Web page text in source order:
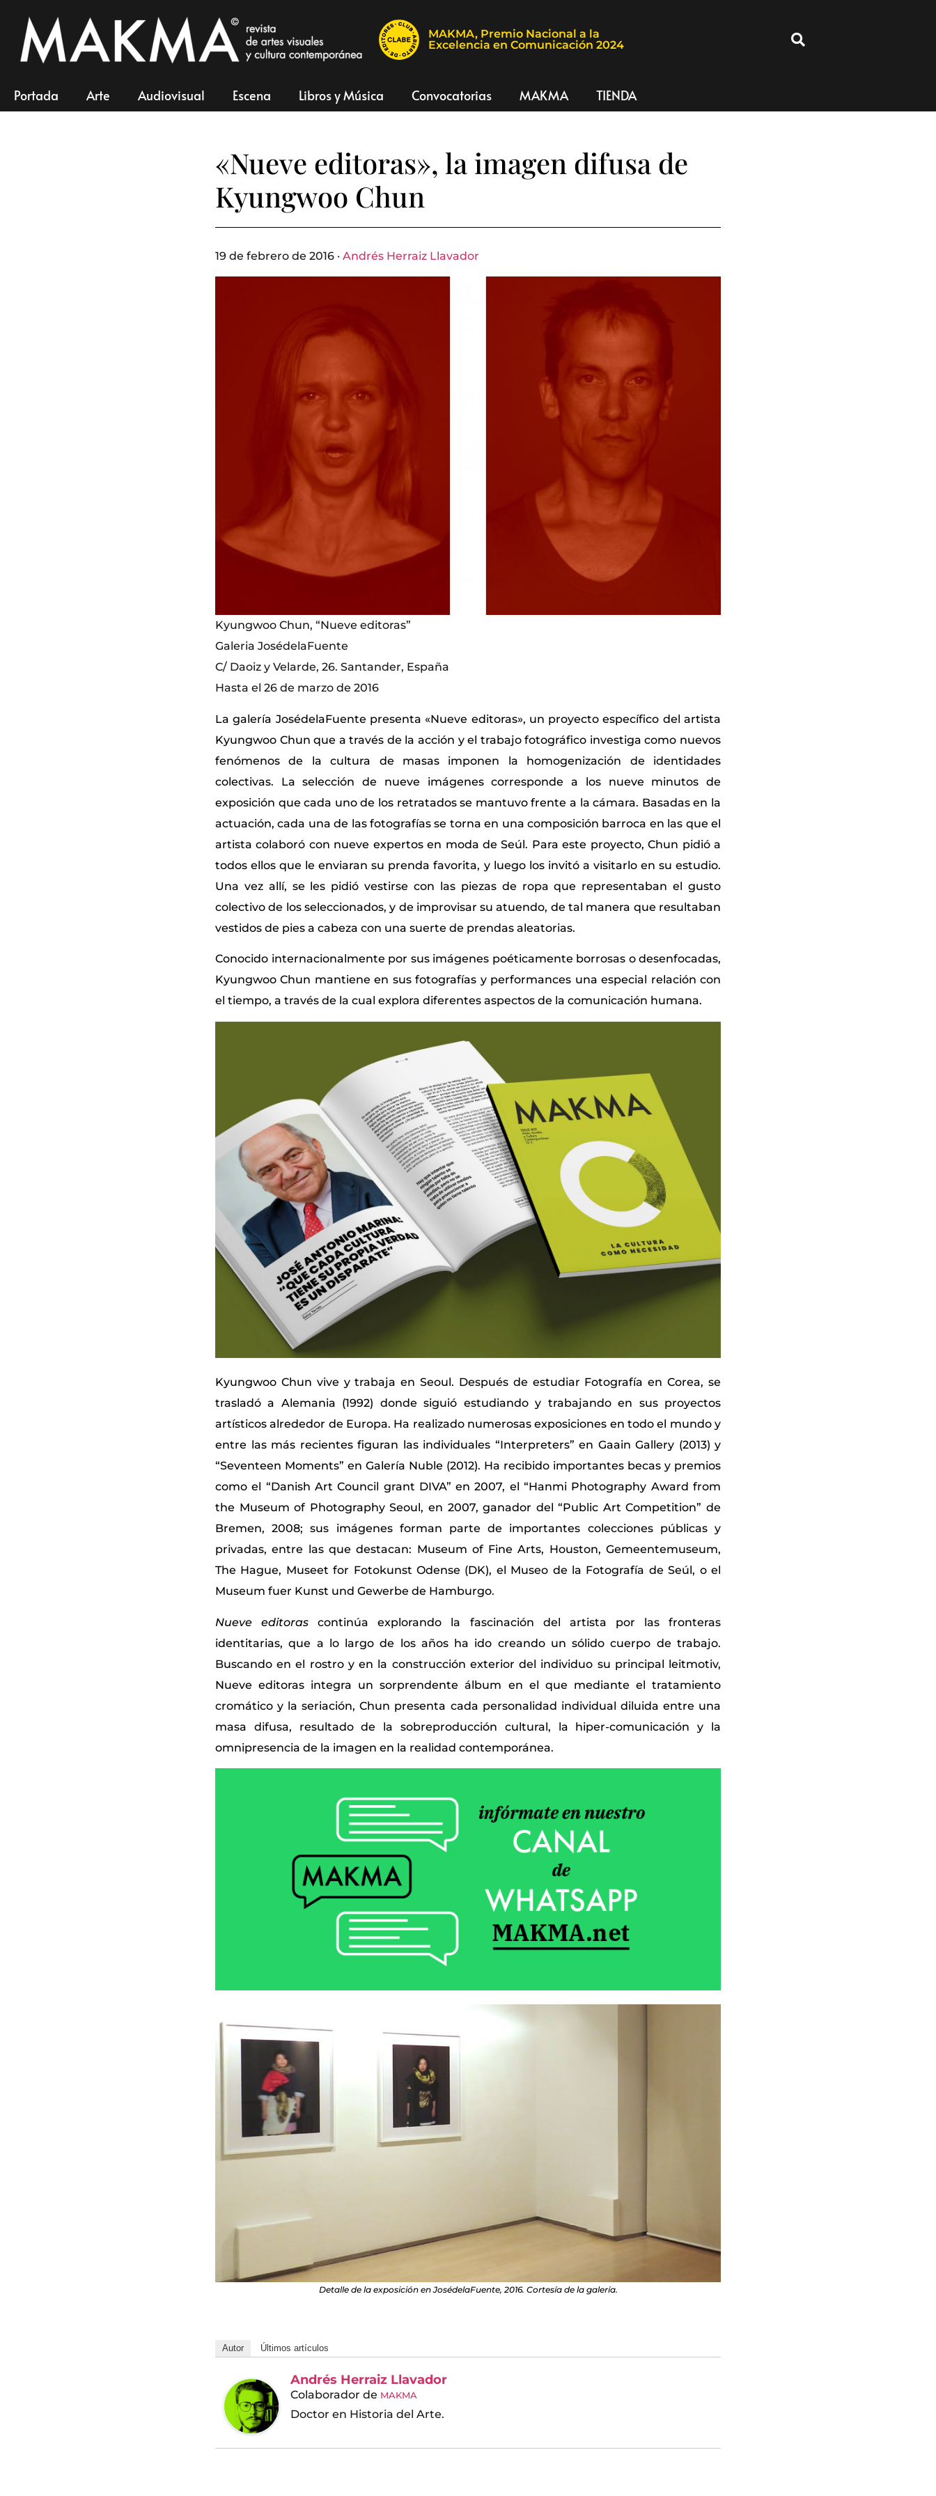
MAKMA, Premio Nacional a la
Excelencia en Comunicación 2024
Portada Arte Audiovisual Escena Libros y Música Convocatorias MAKMA TIENDA
«Nueve editoras», la imagen difusa de
Kyungwoo Chun
19 de febrero de 2016 · Andrés Herraiz Llavador
Kyungwoo Chun, “Nueve editoras”
Galeria JosédelaFuente
C/ Daoiz y Velarde, 26. Santander, España
Hasta el 26 de marzo de 2016
La galería JosédelaFuente presenta «Nueve editoras», un proyecto específico del artista
Kyungwoo Chun que a través de la acción y el trabajo fotográfico investiga como nuevos
fenómenos de la cultura de masas imponen la homogenización de identidades
colectivas. La selección de nueve imágenes corresponde a los nueve minutos de
exposición que cada uno de los retratados se mantuvo frente a la cámara. Basadas en la
actuación, cada una de las fotografías se torna en una composición barroca en las que el
artista colaboró con nueve expertos en moda de Seúl. Para este proyecto, Chun pidió a
todos ellos que le enviaran su prenda favorita, y luego los invitó a visitarlo en su estudio.
Una vez allí, se les pidió vestirse con las piezas de ropa que representaban el gusto
colectivo de los seleccionados, y de improvisar su atuendo, de tal manera que resultaban
vestidos de pies a cabeza con una suerte de prendas aleatorias.
Conocido internacionalmente por sus imágenes poéticamente borrosas o desenfocadas,
Kyungwoo Chun mantiene en sus fotografías y performances una especial relación con
el tiempo, a través de la cual explora diferentes aspectos de la comunicación humana.
Kyungwoo Chun vive y trabaja en Seoul. Después de estudiar Fotografía en Corea, se
trasladó a Alemania (1992) donde siguió estudiando y trabajando en sus proyectos
artísticos alrededor de Europa. Ha realizado numerosas exposiciones en todo el mundo y
entre las más recientes figuran las individuales “Interpreters” en Gaain Gallery (2013) y
“Seventeen Moments” en Galería Nuble (2012). Ha recibido importantes becas y premios
como el “Danish Art Council grant DIVA” en 2007, el “Hanmi Photography Award from
the Museum of Photography Seoul, en 2007, ganador del “Public Art Competition” de
Bremen, 2008; sus imágenes forman parte de importantes colecciones públicas y
privadas, entre las que destacan: Museum of Fine Arts, Houston, Gemeentemuseum,
The Hague, Museet for Fotokunst Odense (DK), el Museo de la Fotografía de Seúl, o el
Museum fuer Kunst und Gewerbe de Hamburgo.
Nueve editoras continúa explorando la fascinación del artista por las fronteras
identitarias, que a lo largo de los años ha ido creando un sólido cuerpo de trabajo.
Buscando en el rostro y en la construcción exterior del individuo su principal leitmotiv,
Nueve editoras integra un sorprendente álbum en el que mediante el tratamiento
cromático y la seriación, Chun presenta cada personalidad individual diluida entre una
masa difusa, resultado de la sobreproducción cultural, la hiper-comunicación y la
omnipresencia de la imagen en la realidad contemporánea.
Detalle de la exposición en JosédelaFuente, 2016. Cortesía de la galería.
Autor Últimos artículos
Andrés Herraiz Llavador
Colaborador de MAKMA
Doctor en Historia del Arte.